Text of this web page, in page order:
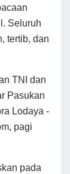
Seluruh
tertib, dan
TNI dan
Pasukan
Lodaya -
pagi
pada